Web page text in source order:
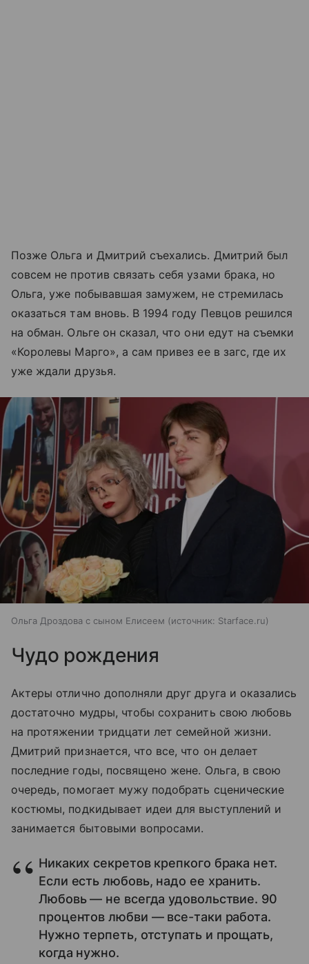
Позже Ольга и Дмитрий съехались. Дмитрий был
совсем не против связать себя узами брака, но
Ольга, уже побывавшая замужем, не стремилась
оказаться там вновь. В 1994 году Певцов решился
на обман. Ольге он сказал, что они едут на съемки
«Королевы Марго», а сам привез ее в загс, где их
уже ждали друзья.
Ольга Дроздова с сыном Елисеем источник: Starface.ru
Чудо рождения
Актеры отлично дополняли друг друга и оказались
достаточно мудры, чтобы сохранить свою любовь
на протяжении тридцати лет семейной жизни.
Дмитрий признается, что все, что он делает
последние годы, посвящено жене. Ольга, в свою
очередь, помогает мужу подобрать сценические
костюмы, подкидывает идеи для выступлений и
занимается бытовыми вопросами.
Никаких секретов крепкого брака нет.
Если есть любовь, надо ее хранить.
Любовь — не всегда удовольствие. 90
процентов любви — все-таки работа.
Нужно терпеть, отступать и прощать,
когда нужно.